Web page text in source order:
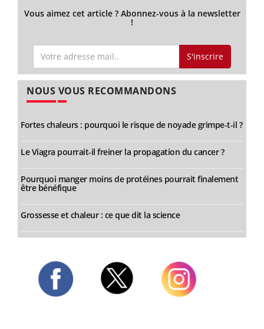
Vous aimez cet article ? Abonnez-vous à la newsletter
!
S'inscrire
NOUS VOUS RECOMMANDONS
Fortes chaleurs : pourquoi le risque de noyade grimpe-t-il ?
Le Viagra pourrait-il freiner la propagation du cancer ?
Pourquoi manger moins de protéines pourrait finalement
être bénéfique
Grossesse et chaleur : ce que dit la science